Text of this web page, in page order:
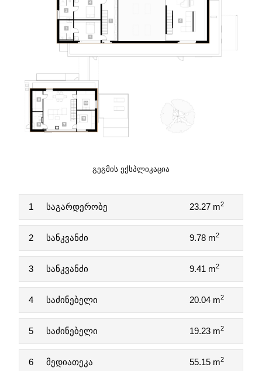
ᲒᲔᲒᲛᲘᲡ ᲔᲥᲡᲞᲚᲘᲙᲐᲪᲘᲐ
1 საგარდერობე 23.27 m2
2 სანკვანძი 9.78 m2
3 სანკვანძი 9.41 m2
4 საძინებელი 20.04 m2
5 საძინებელი 19.23 m2
6 მედიათეკა 55.15 m2